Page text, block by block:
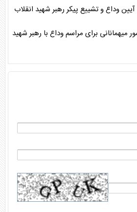
از حدود 100 کشور میهمانانی برای مراسم وداع با رهبر شهید